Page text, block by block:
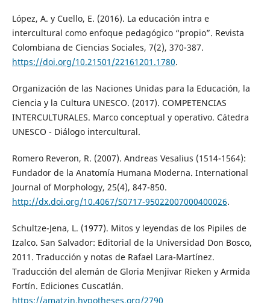
López, A. y Cuello, E. (2016). La educación intra e
intercultural como enfoque pedagógico “propio”. Revista
Colombiana de Ciencias Sociales, 7(2), 370-387.
https://doi.org/10.21501/22161201.1780.
Organización de las Naciones Unidas para la Educación, la
Ciencia y la Cultura UNESCO. (2017). COMPETENCIAS
INTERCULTURALES. Marco conceptual y operativo. Cátedra
UNESCO - Diálogo intercultural.
Romero Reveron, R. (2007). Andreas Vesalius (1514-1564):
Fundador de la Anatomía Humana Moderna. International
Journal of Morphology, 25(4), 847-850.
http://dx.doi.org/10.4067/S0717-95022007000400026.
Schultze-Jena, L. (1977). Mitos y leyendas de los Pipiles de
Izalco. San Salvador: Editorial de la Universidad Don Bosco,
2011. Traducción y notas de Rafael Lara-Martínez.
Traducción del alemán de Gloria Menjivar Rieken y Armida
Fortín. Ediciones Cuscatlán.
https://amatzin.hypotheses.org/2790